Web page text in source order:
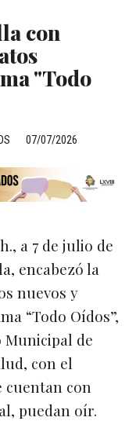
con
"Todo
07/07/2026
a 7 de julio de
encabezó la
nuevos y
“Todo Oídos”,
de
con el
cuentan con
puedan oír.